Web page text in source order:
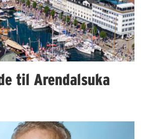
til Arendalsuka